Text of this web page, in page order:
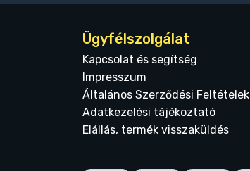
Ügyfélszolgálat
Kapcsolat és segítség
Impresszum
Általános Szerződési Feltételek
Adatkezelési tájékoztató
Elállás, termék visszaküldés